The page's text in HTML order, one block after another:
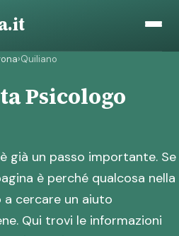
›Quiliano
Psicologo
già un passo importante. Se
è perché qualcosa nella
cercare un aiuto
Qui trovi le informazioni